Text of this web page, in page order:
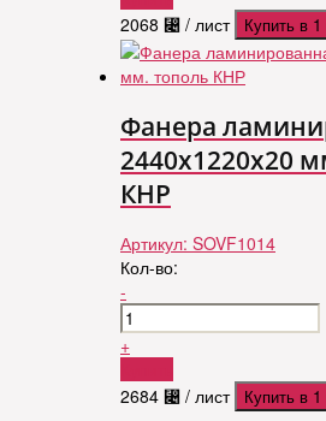
2068 ⃄ / лист Купить в 1
Фанера
2440х1220х20
КНР
Артикул: SOVF1014
Кол-во:
-
+
2684 ⃄ / лист Купить в 1